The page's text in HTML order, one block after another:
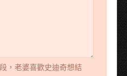
，老婆喜歡史迪奇想結